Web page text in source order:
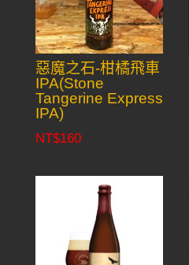
惡魔之石-柑橘飛車
IPA(Stone
Tangerine Express
IPA)
NT$160